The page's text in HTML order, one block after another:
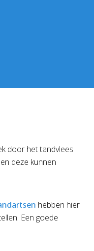
door het tandvlees
deze kunnen
hebben hier
Een goede